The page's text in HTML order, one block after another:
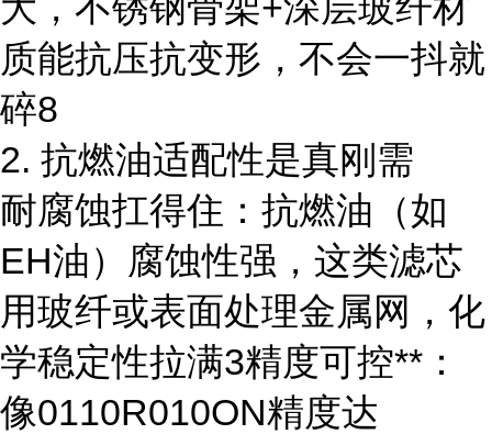
质能抗压抗变形，不会一抖就
碎8
2. 抗燃油适配性是真刚需
耐腐蚀扛得住：抗燃油（如
EH油）腐蚀性强，这类滤芯
用玻纤或表面处理金属网，化
学稳定性拉满3精度可控**：
像0110R010ON精度达